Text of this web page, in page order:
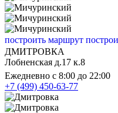
построить маршрут
ДМИТРОВКА
Лобненская д.17 к.8
Ежедневно с 8:00 до 22:00
+7 (499) 450-63-77